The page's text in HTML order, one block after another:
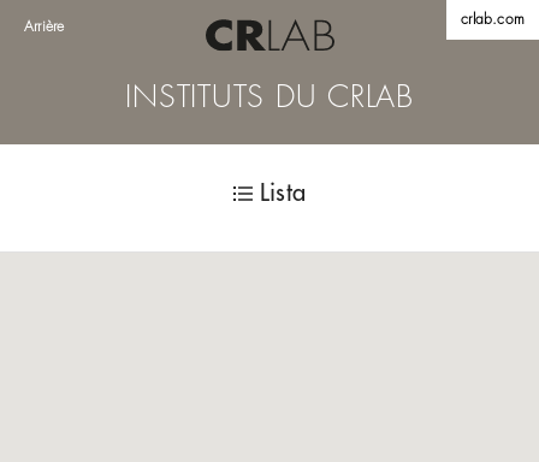
Arrière crlab.com
INSTITUTS DU CRLAB
Lista